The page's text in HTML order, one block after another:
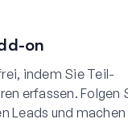
on
indem Sie Teil-
erfassen. Folgen
Leads und machen